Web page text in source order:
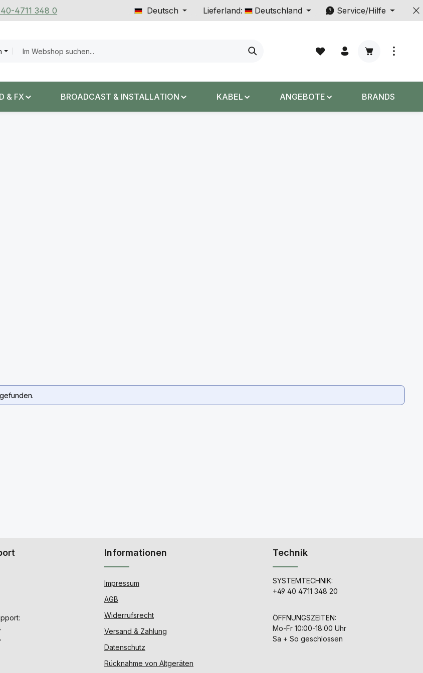
4711 348 0 Deutsch Lieferland: Deutschland Service/Hilfe
Warenkorb
& FX BROADCAST & INSTALLATION KABEL ANGEBOTE BRANDS
Informationen
Impressum
AGB
Widerrufsrecht
Versand & Zahlung
Datenschutz
Rücknahme von Altgeräten
Technik
SYSTEMTECHNIK:
+49 40 4711 348 20
ÖFFNUNGSZEITEN:
Mo-Fr 10:00-18:00 Uhr
Sa + So geschlossen